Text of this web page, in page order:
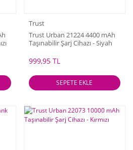
Trust
Trust Urban 21224 4400 mAh
Taşınabilir Şarj Cihazı - Siyah
999,95 TL
SEPETE EKLE